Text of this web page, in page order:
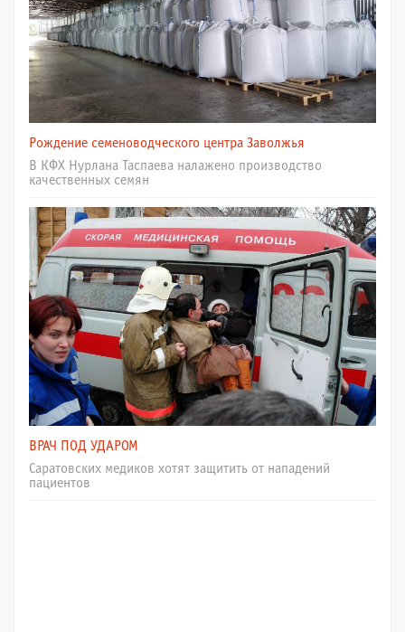
Рождение семеноводческого центра Заволжья
В КФХ Нурлана Таспаева налажено производство
качественных семян
ВРАЧ ПОД УДАРОМ
Саратовских медиков хотят защитить от нападений
пациентов